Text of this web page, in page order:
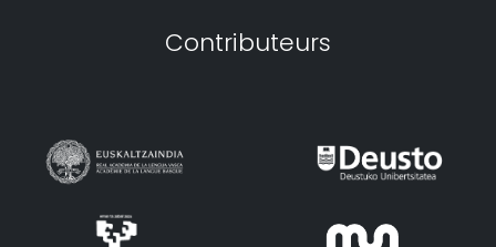
Contributeurs